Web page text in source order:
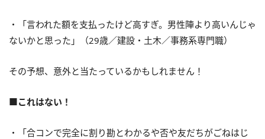
・「言われた額を支払ったけど高すぎ。男性陣より高いんじゃ
ないかと思った」（29歳／建設・土木／事務系専門職）
その予想、意外と当たっているかもしれません！
■これはない！
・「合コンで完全に割り勘とわかるや否や友だちがごねはじ